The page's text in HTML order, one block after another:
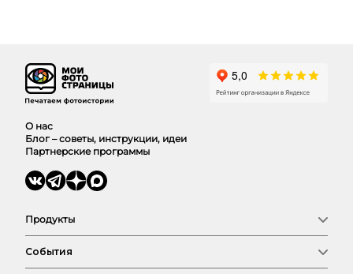
О нас
Блог – советы, инструкции, идеи
Партнерские программы
Продукты
Фото
Календари
События